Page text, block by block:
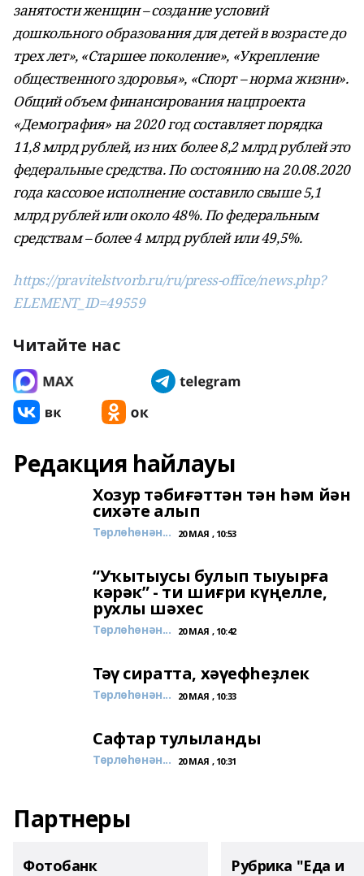
занятости женщин – создание условий
дошкольного образования для детей в возрасте до
трех лет», «Старшее поколение», «Укрепление
общественного здоровья», «Спорт – норма жизни».
Общий объем финансирования нацпроекта
«Демография» на 2020 год составляет порядка
11,8 млрд рублей, из них более 8,2 млрд рублей это
федеральные средства. По состоянию на 20.08.2020
года кассовое исполнение составило свыше 5,1
млрд рублей или около 48%. По федеральным
средствам – более 4 млрд рублей или 49,5%.
https://pravitelstvorb.ru/ru/press-office/news.php?
ELEMENT_ID=49559
Читайте нас
Редакция һайлауы
Хозур тәбиғәттән тән һәм йән
сихәте алып
Төрлөһөнән... 20 МАЯ , 10:53
“Уҡытыусы булып тыуырға
кәрәк” - ти шиғри күңелле,
рухлы шәхес
Төрлөһөнән... 20 МАЯ , 10:42
Тәү сиратта, хәүефһеҙлек
Төрлөһөнән... 20 МАЯ , 10:33
Сафтар тулыланды
Төрлөһөнән... 20 МАЯ , 10:31
Партнеры
Фотобанк Рубрика "Еда и